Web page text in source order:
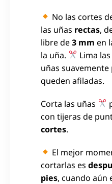
No las cortes
las uñas rectas,
libre de3 mm en
la uña.
Lima
uñas suavemente
queden afiladas.
Corta las uñas
con tijeras de
cortes.
El mejor
cortarlas es
pies, cuando aún